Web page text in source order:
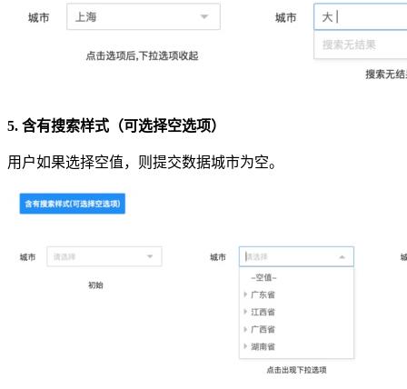
5. 含有搜索样式（可选择空选项）
用户如果选择空值，则提交数据城市为空。